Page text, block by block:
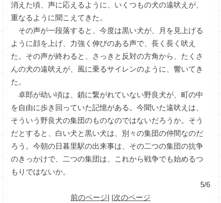
消えた頃、声に応えるように、いくつもの犬の遠吠えが、
重なるように聞こえてきた。
その声が一段落すると、今度は黒い犬が、月を見上げる
ように顔を上げ、力強く伸びのある声で、長く長く吠え
た。その声が終わると、さっきと反対の方角から、たくさ
んの犬の遠吠えが、風に乗るサイレンのように、響いてき
た。
卓郎が幼い頃は、鎖に繋がれていない野良犬が、町の中
を自由に歩き回っていた記憶がある。今聞いた遠吠えは、
そういう野良犬の集団のものなのではないだろうか。そう
だとすると、白い犬と黒い犬は、別々の集団の仲間なのだ
ろう。今朝の日暮里駅の出来事は、その二つの集団の抗争
のきっかけで、二つの集団は、これから戦争でも始めるつ
もりではないか。
5/6
前のページ| |次のページ